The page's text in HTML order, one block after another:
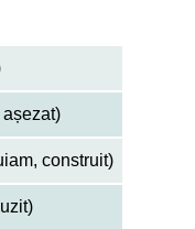
construit)